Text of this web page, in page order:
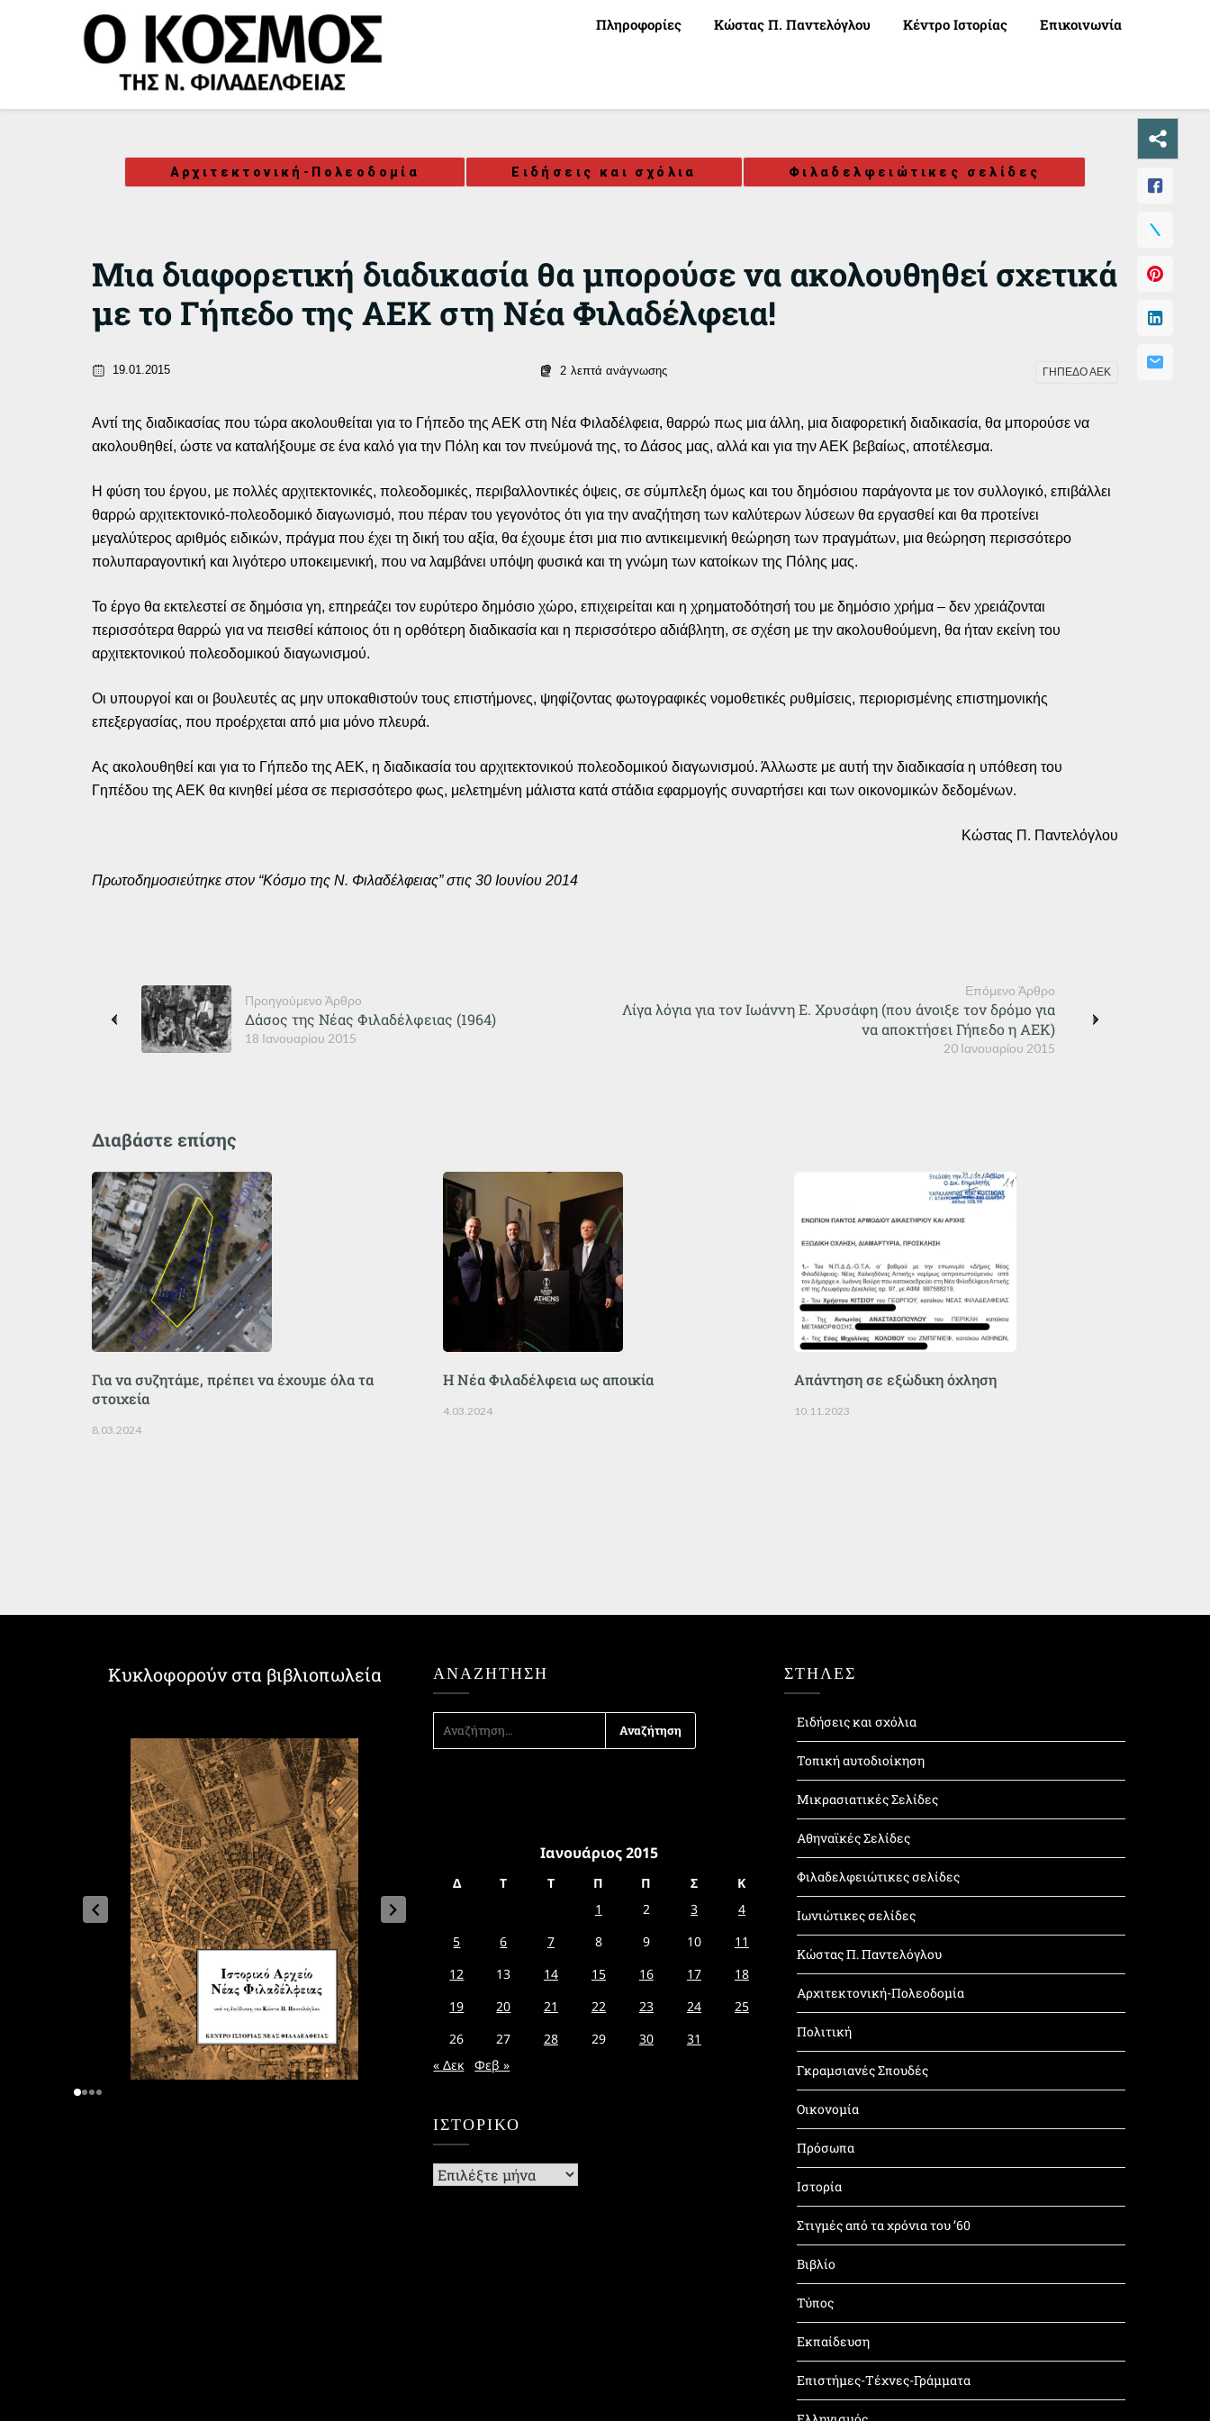
Πληροφορίες Κώστας Π. Παντελόγλου Κέντρο Ιστορίας Επικοινωνία
Αρχιτεκτονική-Πολεοδομία Ειδήσεις και σχόλια Φιλαδελφειώτικες σελίδες
Μια διαφορετική διαδικασία θα μπορούσε να ακολουθηθεί σχετικά
με το Γήπεδο της ΑΕΚ στη Νέα Φιλαδέλφεια!
19.01.2015 2 λεπτά ανάγνωσης ΓΗΠΕΔΟ ΑΕΚ
Αντί της διαδικασίας που τώρα ακολουθείται για το Γήπεδο της ΑΕΚ στη Νέα Φιλαδέλφεια, θαρρώ πως μια άλλη, μια διαφορετική διαδικασία, θα μπορούσε να
ακολουθηθεί, ώστε να καταλήξουμε σε ένα καλό για την Πόλη και τον πνεύμονά της, το Δάσος μας, αλλά και για την ΑΕΚ βεβαίως, αποτέλεσμα.
Η φύση του έργου, με πολλές αρχιτεκτονικές, πολεοδομικές, περιβαλλοντικές όψεις, σε σύμπλεξη όμως και του δημόσιου παράγοντα με τον συλλογικό, επιβάλλει
θαρρώ αρχιτεκτονικό-πολεοδομικό διαγωνισμό, που πέραν του γεγονότος ότι για την αναζήτηση των καλύτερων λύσεων θα εργασθεί και θα προτείνει
μεγαλύτερος αριθμός ειδικών, πράγμα που έχει τη δική του αξία, θα έχουμε έτσι μια πιο αντικειμενική θεώρηση των πραγμάτων, μια θεώρηση περισσότερο
πολυπαραγοντική και λιγότερο υποκειμενική, που να λαμβάνει υπόψη φυσικά και τη γνώμη των κατοίκων της Πόλης μας.
Το έργο θα εκτελεστεί σε δημόσια γη, επηρεάζει τον ευρύτερο δημόσιο χώρο, επιχειρείται και η χρηματοδότησή του με δημόσιο χρήμα – δεν χρειάζονται
περισσότερα θαρρώ για να πεισθεί κάποιος ότι η ορθότερη διαδικασία και η περισσότερο αδιάβλητη, σε σχέση με την ακολουθούμενη, θα ήταν εκείνη του
αρχιτεκτονικού πολεοδομικού διαγωνισμού.
Οι υπουργοί και οι βουλευτές ας μην υποκαθιστούν τους επιστήμονες, ψηφίζοντας φωτογραφικές νομοθετικές ρυθμίσεις, περιορισμένης επιστημονικής
επεξεργασίας, που προέρχεται από μια μόνο πλευρά.
Ας ακολουθηθεί και για το Γήπεδο της ΑΕΚ, η διαδικασία του αρχιτεκτονικού πολεοδομικού διαγωνισμού. Άλλωστε με αυτή την διαδικασία η υπόθεση του
Γηπέδου της ΑΕΚ θα κινηθεί μέσα σε περισσότερο φως, μελετημένη μάλιστα κατά στάδια εφαρμογής συναρτήσει και των οικονομικών δεδομένων.
Κώστας Π. Παντελόγλου
Πρωτοδημοσιεύτηκε στον “Κόσμο της Ν. Φιλαδέλφειας” στις 30 Ιουνίου 2014
Προηγούμενο Άρθρο
18 Ιανουαρίου 2015
Δάσος της Νέας Φιλαδέλφειας (1964)
Επόμενο Άρθρο
20 Ιανουαρίου 2015
Λίγα λόγια για τον Ιωάννη Ε. Χρυσάφη (που άνοιξε τον δρόμο για
να αποκτήσει Γήπεδο η ΑΕΚ)
Διαβάστε επίσης
Για να συζητάμε, πρέπει να έχουμε όλα τα
στοιχεία
8.03.2024
Η Νέα Φιλαδέλφεια ως αποικία
4.03.2024
Απάντηση σε εξώδικη όχληση
10.11.2023
Κυκλοφορούν στα βιβλιοπωλεία ΑΝΑΖΉΤΗΣΗ
ΓΙΑ:
Ιανουάριος 2015
Δ Τ Τ Π Π Σ
Κ
1
2 3
4
5
6 7 8 9 10
11
12
13 14 15 16 17
18
19
20 21 22 23 24
25
26
27 28 29 30
31
« Δεκ
Φεβ »
ΙΣΤΟΡΙΚΌ
Ιστορικό
ΣΤΗΛΕΣ
Ειδήσεις και σχόλια
Τοπική αυτοδιοίκηση
Μικρασιατικές Σελίδες
Αθηναϊκές Σελίδες
Φιλαδελφειώτικες σελίδες
Ιωνιώτικες σελίδες
Κώστας Π. Παντελόγλου
Αρχιτεκτονική-Πολεοδομία
Πολιτική
Γκραμσιανές Σπουδές
Οικονομία
Πρόσωπα
Ιστορία
Στιγμές από τα χρόνια του ’60
Βιβλίο
Τύπος
Εκπαίδευση
Επιστήμες-Τέχνες-Γράμματα